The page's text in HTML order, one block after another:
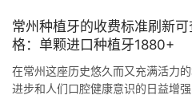
常州种植牙的收费标准刷新
格：单颗进口种植牙1880+
在常州这座历史悠久而又充满活力
进步和人们口腔健康意识的日益增